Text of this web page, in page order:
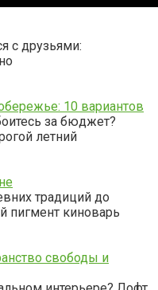
с друзьями:
10 вариантов
за бюджет?
летний
традиций до
пигмент киноварь
свободы и